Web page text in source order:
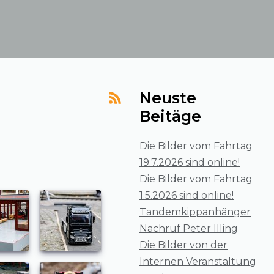
Neuste
Beitäge
Die Bilder vom Fahrtag
19.7.2026 sind online!
Die Bilder vom Fahrtag
1.5.2026 sind online!
Tandemkippanhänger
Nachruf Peter Illing
Die Bilder von der
Internen Veranstaltung